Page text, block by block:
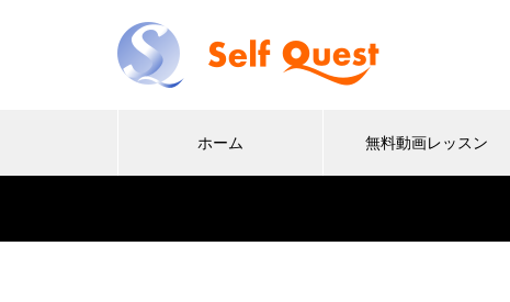
ホーム 無料動画レッスン